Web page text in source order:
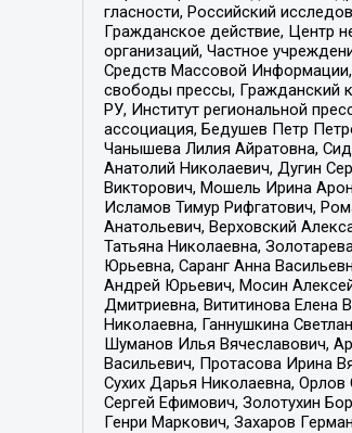
гласности, Российский
Гражданское действие, Центр
организаций, Частное
Средств Массовой Информации,
свободы прессы, Гражданский
РУ, Институт региональной
ассоциация, Бедушев Петр
Чанышева Лилия Айратовна,
Анатолий Николаевич, Дугин
Викторович, Мошель Ирина
Исламов Тимур Рифгатович,
Анатольевич, Верховский
Татьяна Николаевна,
Юрьевна, Саранг Анна
Андрей Юрьевич, Мосин
Дмитриевна, Вититинова Елена
Николаевна, Ганнушкина
Шуманов Илья Вячеславович,
Васильевич, Протасова Ирина
Сухих Дарья Николаевна,
Сергей Ефимович, Золотухин
Генри Маркович, Захаров